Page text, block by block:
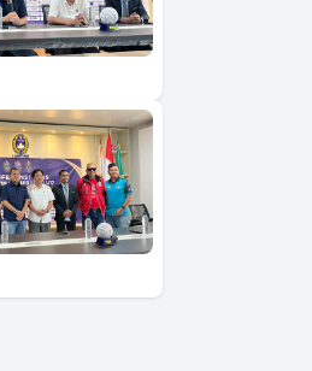
Perlindungan dan
Kepercayaan,
Kolaborasi Dua
Institusi Masyarakat
Pihak yang
Terlindungi